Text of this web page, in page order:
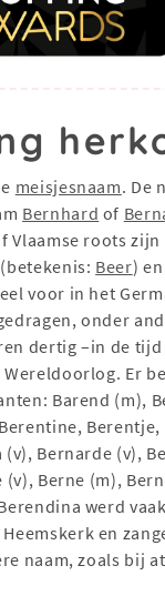
meisjesnaam. De
Bernhard of
Vlaamse roots
Beer)
voor in het
onder
dertig –in de
Er
Barend (m),
Bernarde (v),
Berne (m),
werd
en
naam, zoals bij